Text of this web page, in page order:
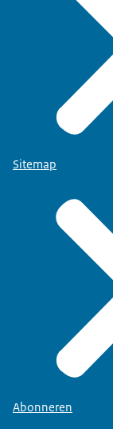
Sitemap
Abonneren